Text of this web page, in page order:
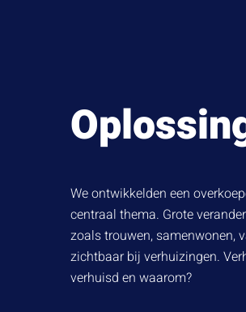
We ontwikkelden een
centraal thema. Grote
zoals trouwen, samenwonen,
zichtbaar bij verhuizingen.
verhuisd en waarom?